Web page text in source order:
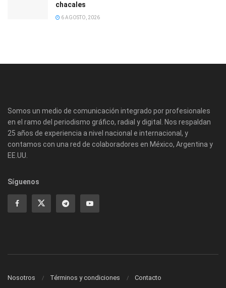
chacales
6 AGOSTO, 2026
Somos un medio de comunicación integrado por profesionales
en el ramo del periodismo gráfico, radial y digital. Nos respaldan
25 años de experiencia a nivel nacional e internacional, y
contamos con una red de colaboradores en México, Argentina y
EE.UU.
Síguenos
Nosotros Términos y condiciones Contacto